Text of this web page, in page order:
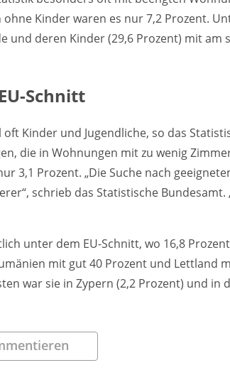
Kinder waren es nur 7,2 Prozent.
und deren Kinder (29,6 Prozent) mit am
Schnitt
Kinder und Jugendliche, so das
die in Wohnungen mit zu wenig
3,1 Prozent. „Die Suche nach
schrieb das Statistische Bundesamt.
unter dem EU-Schnitt, wo 16,8
mit gut 40 Prozent und Lettland
war sie in Zypern (2,2 Prozent) und in